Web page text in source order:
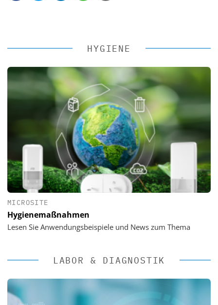
HYGIENE
MICROSITE
Hygienemaßnahmen
Lesen Sie Anwendungsbeispiele und News zum Thema
LABOR & DIAGNOSTIK